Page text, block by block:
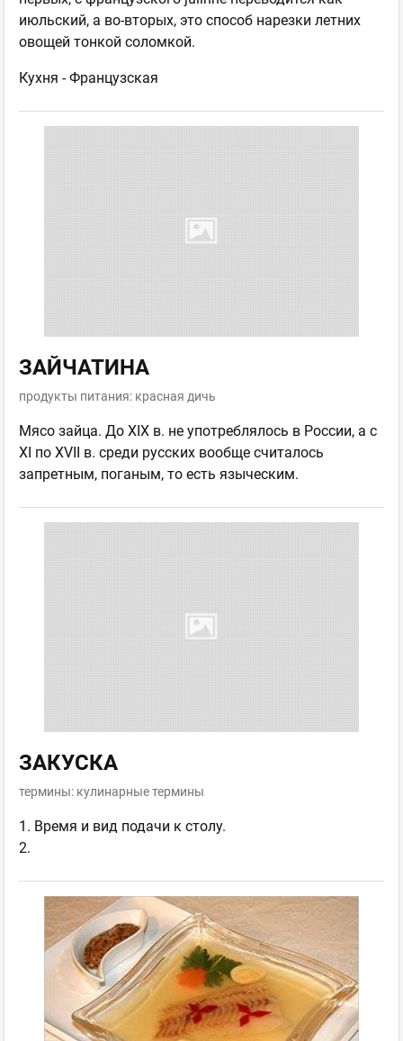
июльский, а во-вторых, это способ нарезки летних
овощей тонкой соломкой.
Кухня -Французская
ЗАЙЧАТИНА
продукты питания: красная дичь
Мясо зайца. До XIX в. не употреблялось в России, а с
XI по XVII в. среди русских вообще считалось
запретным, поганым, то есть языческим.
ЗАКУСКА
термины: кулинарные термины
1. Время и вид подачи к столу.
2.